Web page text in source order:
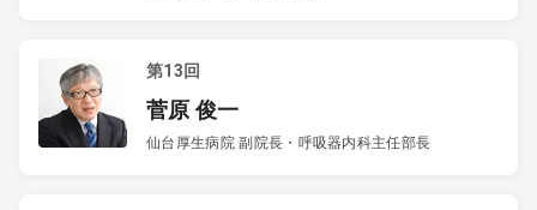
第13回
菅原 俊一
仙台厚生病院 副院長・呼吸器内科主任部長